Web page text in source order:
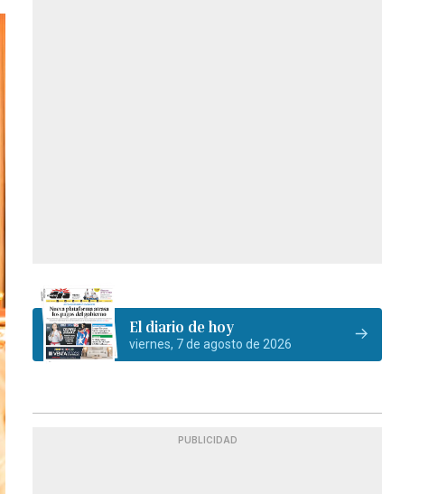
El diario de hoy
viernes, 7 de agosto de 2026
PUBLICIDAD